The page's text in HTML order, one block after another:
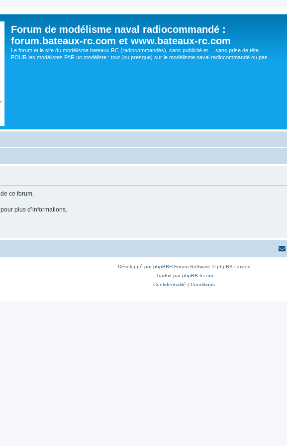
Forum de modélisme naval radiocommandé :
forum.bateaux-rc.com et www.bateaux-rc.com
Le forum et le site du modélisme bateaux RC (radiocommandés), sans publicité et ... sans prise de tête.
POUR les modélistes PAR un modéliste : tout (ou presque) sur le modélisme naval radiocommandé ou pas.
de ce forum.
pour plus d’informations.
Développé parphpBB® Forum Software © phpBB Limited
Traduit parphpBB-fr.com
Confidentialité | Conditions